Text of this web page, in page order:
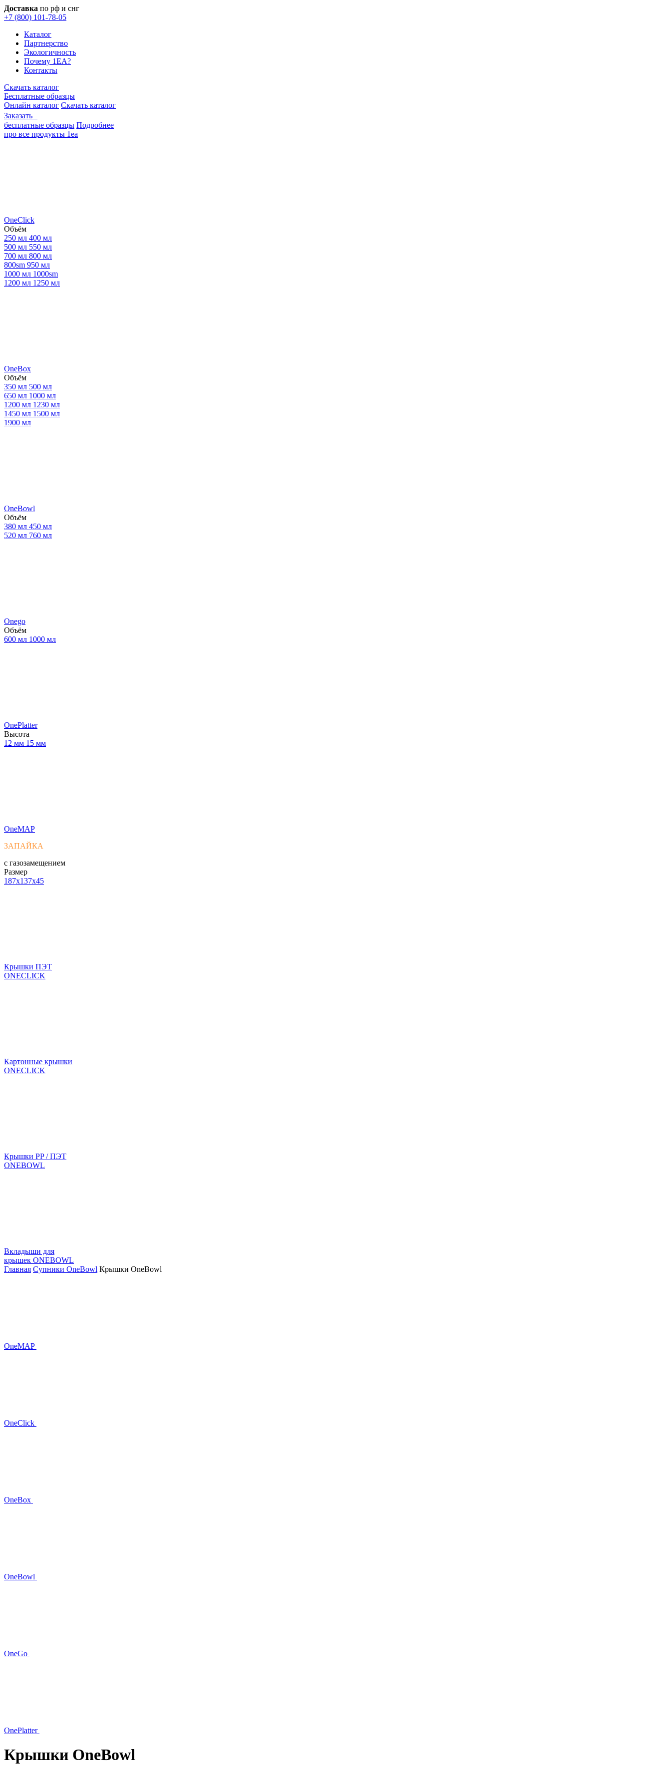
Доставка по рф и снг
+7 (800) 101-78-05
Каталог
Партнерство
Экологичность
Почему 1EA?
Контакты
Скачать каталог
Бесплатные образцы
Онлайн каталог Скачать каталог
Заказать
бесплатные образцы Подробнее
про все продукты 1еа
OneClick
Объём
250 мл 400 мл
500 мл 550 мл
700 мл 800 мл
800sm 950 мл
1000 мл 1000sm
1200 мл 1250 мл
OneBox
Объём
350 мл 500 мл
650 мл 1000 мл
1200 мл 1230 мл
1450 мл 1500 мл
1900 мл
OneBowl
Объём
380 мл 450 мл
520 мл 760 мл
Onego
Объём
600 мл 1000 мл
OnePlatter
Высота
12 мм 15 мм
OneMAP
ЗАПАЙКА
с газозамещением
Размер
187x137x45
Крышки ПЭТ
ONECLICK
Картонные крышки
ONECLICK
Крышки PP / ПЭТ
ONEBOWL
Вкладыши для
крышек ONEBOWL
Главная Супники OneBowl Крышки OneBowl
OneMAP
OneClick
OneBox
OneBowl
OneGo
OnePlatter
Крышки OneBowl